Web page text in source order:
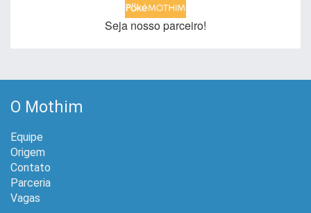
Seja nosso parceiro!
O Mothim
Equipe
Origem
Contato
Parceria
Vagas